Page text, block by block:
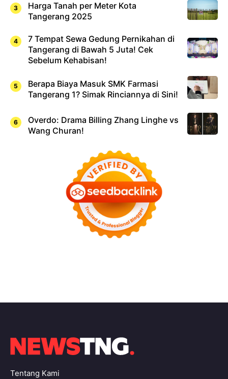
Harga Tanah per Meter Kota
Tangerang 2025
7 Tempat Sewa Gedung Pernikahan di
Tangerang di Bawah 5 Juta! Cek
Sebelum Kehabisan!
Berapa Biaya Masuk SMK Farmasi
Tangerang 1? Simak Rinciannya di Sini!
Overdo: Drama Billing Zhang Linghe vs
Wang Churan!
Tentang Kami